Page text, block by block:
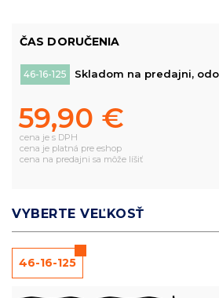
ČAS DORUČENIA
46-16-125 Skladom na predajni,
59,90 €
cena je s DPH
cena je platná pre eshop
cena na predajni sa môže líšiť
VYBERTE VEĽKOSŤ
46-16-125